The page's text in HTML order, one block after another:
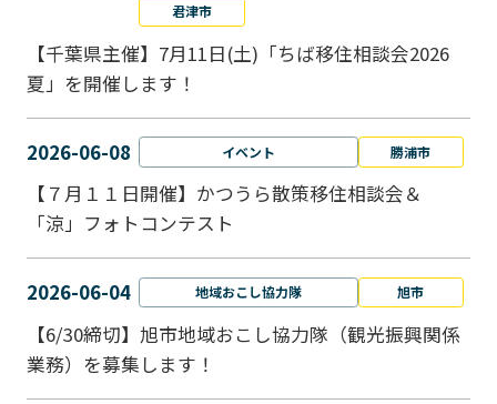
君津市
【千葉県主催】7月11日(土)「ちば移住相談会2026
夏」を開催します！
2026-06-08 イベント 勝浦市
【７月１１日開催】かつうら散策移住相談会＆
「涼」フォトコンテスト
2026-06-04 地域おこし協力隊 旭市
【6/30締切】旭市地域おこし協力隊（観光振興関係
業務）を募集します！